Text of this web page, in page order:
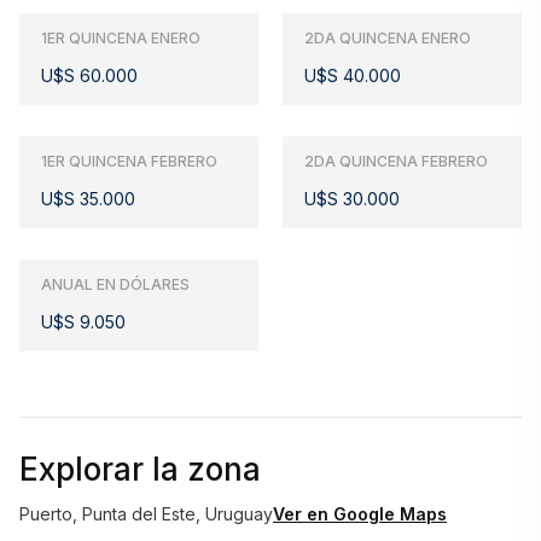
1ER QUINCENA ENERO
U$S 60.000
2DA QUINCENA ENERO
U$S 40.000
1ER QUINCENA FEBRERO
U$S 35.000
2DA QUINCENA FEBRERO
U$S 30.000
ANUAL EN DÓLARES
U$S 9.050
Explorar la zona
Puerto, Punta del Este, UruguayVer en Google Maps